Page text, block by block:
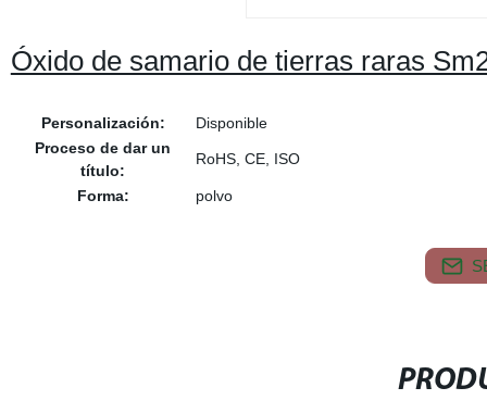
Óxido de samario de tierras raras
Personalización:
Disponible
Proceso de dar un
título:
RoHS, CE, ISO
Forma: polvo